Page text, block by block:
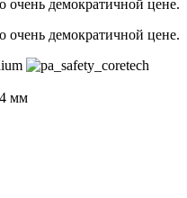
очень демократичной цене.
очень демократичной цене.
мм